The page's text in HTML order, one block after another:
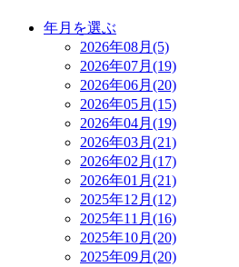
年月を選ぶ
2026年08月(5)
2026年07月(19)
2026年06月(20)
2026年05月(15)
2026年04月(19)
2026年03月(21)
2026年02月(17)
2026年01月(21)
2025年12月(12)
2025年11月(16)
2025年10月(20)
2025年09月(20)